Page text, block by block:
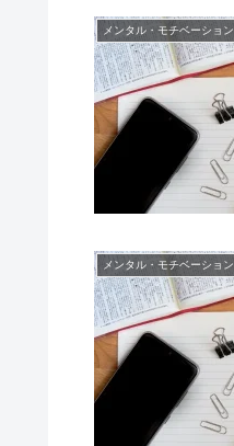
メンタル・モチベーション
メンタル・モチベーション